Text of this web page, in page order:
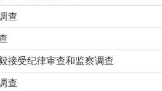
查
接受纪律审查和监察调查
查